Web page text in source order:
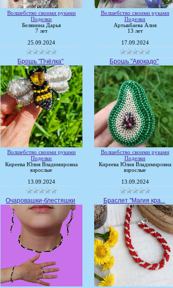
Волшебство своими руками
Поделки
Белянина Дарья
7 лет
25.09.2024
Волшебство своими руками
Поделки
Артыкбаева Алия
13 лет
17.09.2024
Брошь "Пчёлка"
Волшебство своими руками
Поделки
Киреева Юлия Владимировна
взрослые
13.09.2024
Брошь "Авокадо"
Волшебство своими руками
Поделки
Киреева Юлия Владимировна
взрослые
13.09.2024
Очаровашки-блестяшки Браслет "Магия кра...